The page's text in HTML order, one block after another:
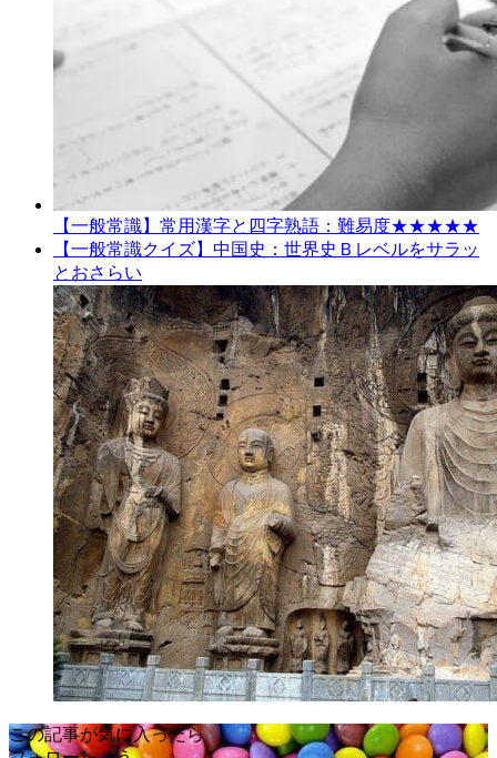
【一般常識】常用漢字と四字熟語：難易度★★★★★
【一般常識クイズ】中国史：世界史Ｂレベルをサラッ
とおさらい
この記事が気に入ったら